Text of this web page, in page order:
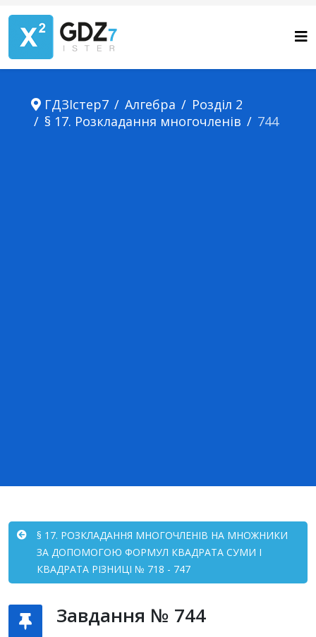
ГДЗІстер7 Алгебра
Розділ 2
§ 17. Розкладання многочленів
744
§ 17. РОЗКЛАДАННЯ МНОГОЧЛЕНІВ НА МНОЖНИКИ
ЗА ДОПОМОГОЮ ФОРМУЛ КВАДРАТА СУМИ І
КВАДРАТА РІЗНИЦІ № 718 - 747
Завдання № 744